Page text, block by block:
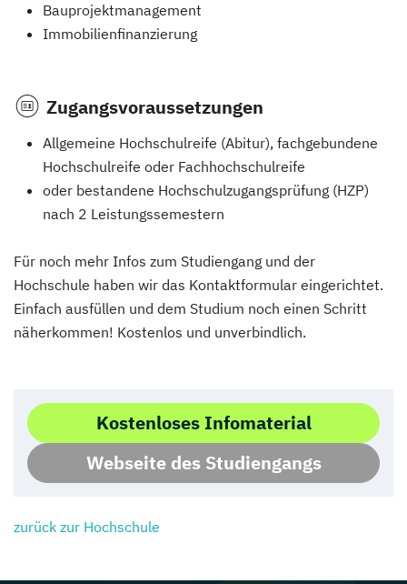
Bauprojektmanagement
Immobilienfinanzierung
Zugangsvoraussetzungen
Allgemeine Hochschulreife (Abitur), fachgebundene
Hochschulreife oder Fachhochschulreife
oder bestandene Hochschulzugangsprüfung (HZP)
nach 2 Leistungssemestern
Für noch mehr Infos zum Studiengang und der
Hochschule haben wir das Kontaktformular eingerichtet.
Einfach ausfüllen und dem Studium noch einen Schritt
näherkommen! Kostenlos und unverbindlich.
Kostenloses Infomaterial
Webseite des Studiengangs
zurück zur Hochschule